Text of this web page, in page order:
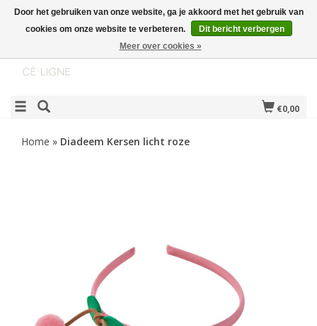
€0,00
Home » Diadeem Kersen licht roze
Door het gebruiken van onze website, ga je akkoord met het gebruik van
cookies om onze website te verbeteren.
Dit bericht verbergen
Meer over cookies »